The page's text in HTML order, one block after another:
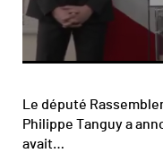
Le député
Philippe Tanguy a
avait…